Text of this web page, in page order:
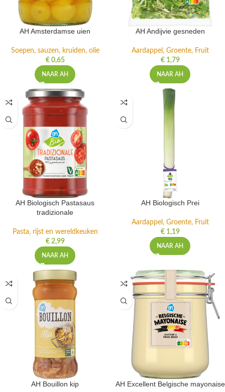
AH Amsterdamse uien
Soepen, sauzen, kruiden, olie
€0,65
NAAR AH
AH Andijvie gesneden
Aardappel, Groente, Fruit
€1,79
NAAR AH
AH Biologisch Pastasaus
tradizionale
Pasta, rijst en wereldkeuken
€2,99
NAAR AH
AH Biologisch Prei
Aardappel, Groente, Fruit
€1,19
NAAR AH
AH Bouillon kip AH Excellent Belgische mayonaise